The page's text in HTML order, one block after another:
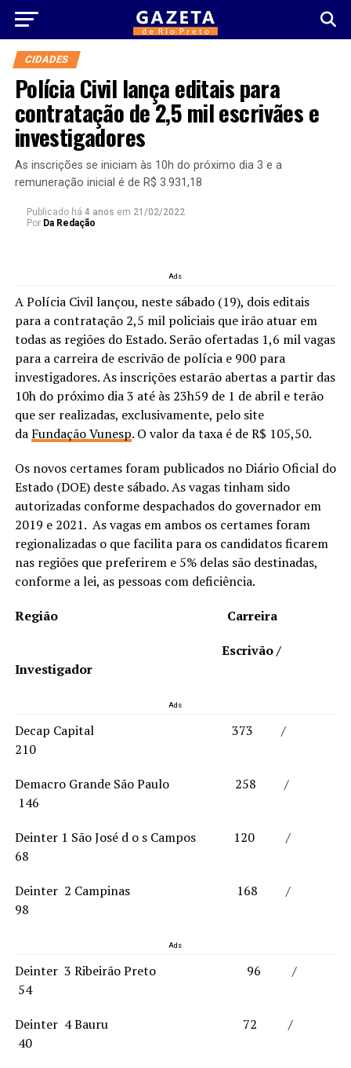
CIDADES
Polícia Civil lança editais para
contratação de 2,5 mil escrivães e
investigadores
As inscrições se iniciam às 10h do próximo dia 3 e a
remuneração inicial é de R$ 3.931,18
Publicado há 4 anos em 21/02/2022
Por Da Redação
Ads
A Polícia Civil lançou, neste sábado (19), dois editais
para a contratação 2,5 mil policiais que irão atuar em
todas as regiões do Estado. Serão ofertadas 1,6 mil vagas
para a carreira de escrivão de polícia e 900 para
investigadores. As inscrições estarão abertas a partir das
10h do próximo dia 3 até às 23h59 de 1 de abril e terão
que ser realizadas, exclusivamente, pelo site
da Fundação Vunesp. O valor da taxa é de R$ 105,50.
Os novos certames foram publicados no Diário Oficial do
Estado (DOE) deste sábado. As vagas tinham sido
autorizadas conforme despachados do governador em
2019 e 2021. As vagas em ambos os certames foram
regionalizadas o que facilita para os candidatos ficarem
nas regiões que preferirem e 5% delas são destinadas,
conforme a lei, as pessoas com deficiência.
Região Carreira
Escrivão /
Investigador
Ads
Decap Capital 373 /
210
Demacro Grande São Paulo 258 /
146
Deinter 1 São José d o s Campos 120 /
68
Deinter 2 Campinas 168 /
98
Ads
Deinter 3 Ribeirão Preto 96 /
54
Deinter 4 Bauru 72 /
40